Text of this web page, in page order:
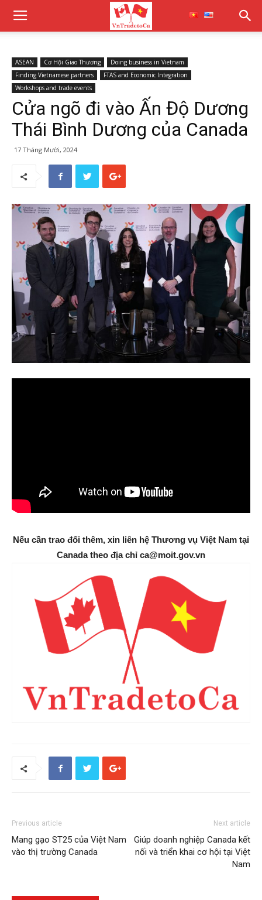
ASEAN Cơ Hội Giao Thương
Doing business in Vietnam
Finding Vietnamese partners
FTAS and Economic Integration
Workshops and trade events
Cửa ngõ đi vào Ấn Độ Dương
Thái Bình Dương của Canada
17 Tháng Mười, 2024
Nếu cần trao đổi thêm, xin liên hệ Thương vụ Việt Nam tại
Canada theo địa chỉ ca@moit.gov.vn
Previous article
Mang gạo ST25 của Việt Nam
vào thị trường Canada
Next article
Giúp doanh nghiệp Canada kết
nối và triển khai cơ hội tại Việt
Nam